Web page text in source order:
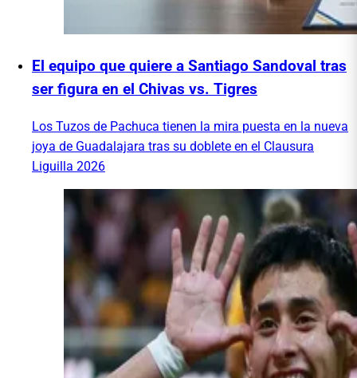
El equipo que quiere a Santiago Sandoval tras
ser figura en el Chivas vs. Tigres
Los Tuzos de Pachuca tienen la mira puesta en la nueva
joya de Guadalajara tras su doblete en el Clausura
Liguilla 2026